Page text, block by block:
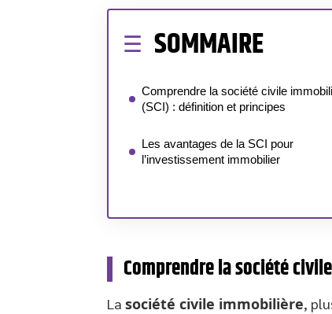
SOMMAIRE
Comprendre la société civile
(SCI) : définition et principes
Les avantages de la SCI pour
l’investissement immobilier
Comprendre la société
La société civile immobilière,